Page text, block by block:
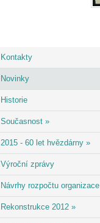
Kontakty
Novinky
Historie
Současnost »
2015 - 60 let hvězdárny »
Výroční zprávy
Návrhy rozpočtu organizace
Rekonstrukce 2012 »